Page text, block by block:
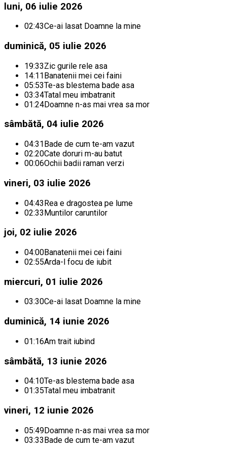
luni, 06 iulie 2026
02:43Ce-ai lasat Doamne la mine
duminică, 05 iulie 2026
19:33Zic gurile rele asa
14:11Banatenii mei cei faini
05:53Te-as blestema bade asa
03:34Tatal meu imbatranit
01:24Doamne n-as mai vrea sa mor
sâmbătă, 04 iulie 2026
04:31Bade de cum te-am vazut
02:20Cate doruri m-au batut
00:06Ochii badii raman verzi
vineri, 03 iulie 2026
04:43Rea e dragostea pe lume
02:33Muntilor caruntilor
joi, 02 iulie 2026
04:00Banatenii mei cei faini
02:55Arda-l focu de iubit
miercuri, 01 iulie 2026
03:30Ce-ai lasat Doamne la mine
duminică, 14 iunie 2026
01:16Am trait iubind
sâmbătă, 13 iunie 2026
04:10Te-as blestema bade asa
01:35Tatal meu imbatranit
vineri, 12 iunie 2026
05:49Doamne n-as mai vrea sa mor
03:33Bade de cum te-am vazut